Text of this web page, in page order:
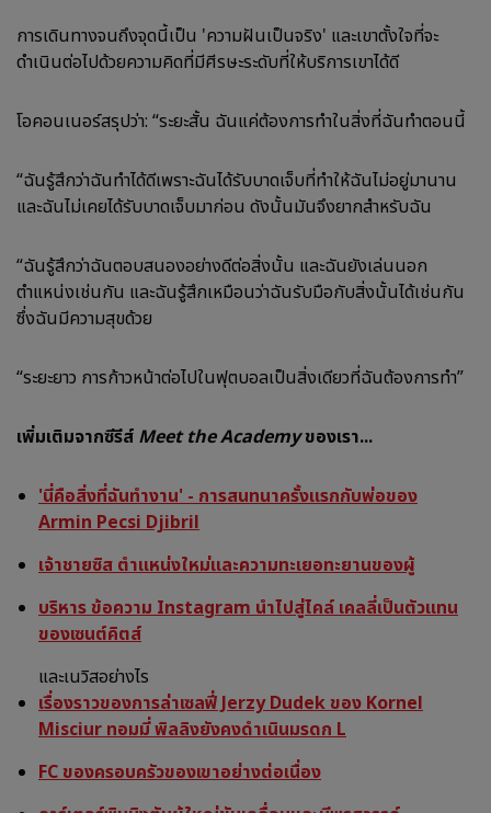
การเดินทางจนถึงจุดนี้เป็น 'ความฝันเป็นจริง' และเขาตั้งใจที่จะ
ดำเนินต่อไปด้วยความคิดที่มีศีรษะระดับที่ให้บริการเขาได้ดี
โอคอนเนอร์สรุปว่า: “ระยะสั้น ฉันแค่ต้องการทำในสิ่งที่ฉันทำตอนนี้
“ฉันรู้สึกว่าฉันทำได้ดีเพราะฉันได้รับบาดเจ็บที่ทำให้ฉันไม่อยู่มานาน
และฉันไม่เคยได้รับบาดเจ็บมาก่อน ดังนั้นมันจึงยากสำหรับฉัน
“ฉันรู้สึกว่าฉันตอบสนองอย่างดีต่อสิ่งนั้น และฉันยังเล่นนอก
ตำแหน่งเช่นกัน และฉันรู้สึกเหมือนว่าฉันรับมือกับสิ่งนั้นได้เช่นกัน
ซึ่งฉันมีความสุขด้วย
“ระยะยาว การก้าวหน้าต่อไปในฟุตบอลเป็นสิ่งเดียวที่ฉันต้องการทำ”
เพิ่มเติมจากซีรีส์ Meet the Academyของเรา...
'นี่คือสิ่งที่ฉันทำงาน' - การสนทนาครั้งแรกกับพ่อของ
Armin Pecsi Djibril
เจ้าชายซิส ตำแหน่งใหม่และความทะเยอทะยานของผู้
บริหาร ข้อความ Instagram นำไปสู่ไคล์ เคลลี่เป็นตัวแทน
ของเซนต์คิตส์
และเนวิสอย่างไร
เรื่องราวของการล่าเซลฟี่ Jerzy Dudek ของ Kornel
Misciur ทอมมี่ พิลลิงยังคงดำเนินมรดก L
FC ของครอบครัวของเขาอย่างต่อเนื่อง